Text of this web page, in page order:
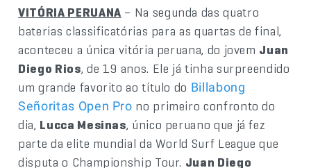
VITÓRIA PERUANA – Na segunda das quatro
baterias classificatórias para as quartas de final,
aconteceu a única vitória peruana, do jovem Juan
Diego Rios, de 19 anos. Ele já tinha surpreendido
um grande favorito ao título do Billabong
Señoritas Open Pro no primeiro confronto do
dia, Lucca Mesinas, único peruano que já fez
parte da elite mundial da World Surf League que
disputa o Championship Tour. Juan Diego